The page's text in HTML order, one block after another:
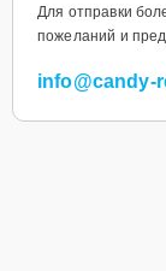
Для отправки
пожеланий и
info@candy-